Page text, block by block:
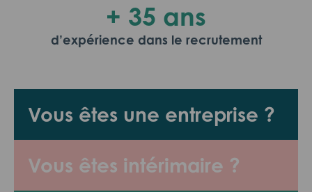
Vous êtes une entreprise ?
Vous êtes intérimaire ?
+ 35 ans
d’expérience dans le recrutement